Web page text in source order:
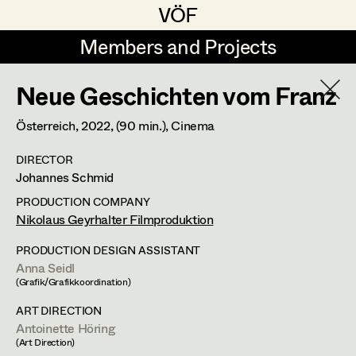
VÖF
VÖF
Members and Projects
Members and Projects
DE EN HOME
Art Department
Costume Department
Retired Members
Honorary Members
Costume Supervisor
Assistant Costume Designer
Costume Coordinator
Set Costumer Supervisor
Gudrun Büsel
Lena Isabella Deisenberger
Jasmin Engelhart
Anna Fritsch
Kerstin Maria Gatterbauer
Magdalena Haim
Neue Geschichten vom Franz
Österreich,2022, (90 min.), Cinema
DIRECTOR
Johannes Schmid
PRODUCTION COMPANY
Nikolaus Geyrhalter Filmproduktion
PRODUCTION DESIGN ASSISTANT
Anna Seidl
(Grafik/Grafikkoordination)
ART DIRECTION
Antoinette Höring
(Art Direction)